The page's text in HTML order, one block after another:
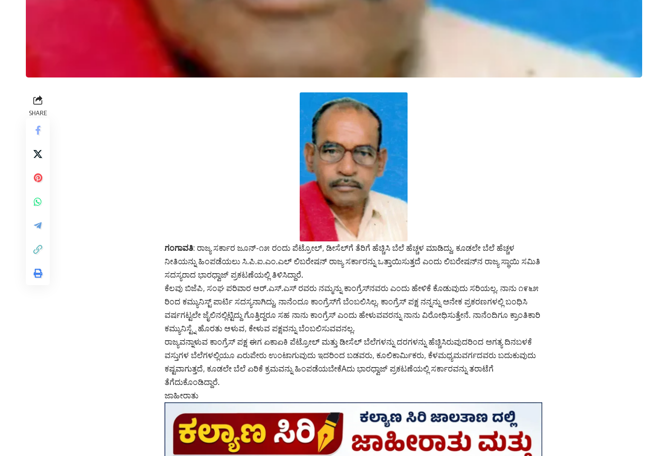
SHARE
ಗಂಗಾವತಿ: ರಾಜ್ಯ ಸರ್ಕಾರ ಜೂನ್-೧೫ ರಂದು ಪೆಟ್ರೋಲ್, ಡೀಸೆಲ್‌ಗೆ ತೆರಿಗೆ ಹೆಚ್ಚಿಸಿ ಬೆಲೆ ಹೆಚ್ಚಳ ಮಾಡಿದ್ದು, ಕೂಡಲೇ ಬೆಲೆ ಹೆಚ್ಚಳ
ನೀತಿಯನ್ನು ಹಿಂಪಡೆಯಲು ಸಿ.ಪಿ.ಐ.ಎಂ.ಎಲ್ ಲಿಬರೇಷನ್ ರಾಜ್ಯ ಸರ್ಕಾರನ್ನು ಒತ್ತಾಯಿಸುತ್ತದೆ ಎಂದು ಲಿಬರೇಷನ್‌ನ ರಾಜ್ಯ ಸ್ಥಾಯಿ ಸಮಿತಿ
ಸದಸ್ಯರಾದ ಭಾರಧ್ವಾಜ್ ಪ್ರಕಟಣೆಯಲ್ಲಿ ತಿಳಿಸಿದ್ದಾರೆ.
ಕೆಲವು ಬಿಜೆಪಿ, ಸಂಘ ಪರಿವಾರ ಆರ್.ಎಸ್.ಎಸ್ ರವರು ನಮ್ಮನ್ನು ಕಾಂಗ್ರೆಸ್‌ನವರು ಎಂದು ಹೇಳಿಕೆ ಕೊಡುವುದು ಸರಿಯಲ್ಲ. ನಾನು ೧೯೬೫
ರಿಂದ ಕಮ್ಯುನಿಸ್ಟ್ ಪಾರ್ಟಿ ಸದಸ್ಯನಾಗಿದ್ದು, ನಾನೆಂದೂ ಕಾಂಗ್ರೆಸ್‌ಗೆ ಬೆಂಬಲಿಸಿಲ್ಲ. ಕಾಂಗ್ರೆಸ್ ಪಕ್ಷ ನನ್ನನ್ನು ಅನೇಕ ಪ್ರಕರಣಗಳಲ್ಲಿ ಬಂಧಿಸಿ
ವರ್ಷಗಟ್ಟಲೇ ಜೈಲಿನಲ್ಲಿಟ್ಟಿದ್ದು ಗೊತ್ತಿದ್ದರೂ ಸಹ ನಾನು ಕಾಂಗ್ರೆಸ್ ಎಂದು ಹೇಳುವವರನ್ನು ನಾನು ವಿರೋಧಿಸುತ್ತೇನೆ. ನಾನೆಂದಿಗೂ ಕ್ರಾಂತಿಕಾರಿ
ಕಮ್ಯುನಿಸ್ಟ್ನೆ ಹೊರತು ಆಳುವ, ಕೇಳುವ ಪಕ್ಷವನ್ನು ಬೆಂಬಲಿಸುವವನಲ್ಲ.
ರಾಜ್ಯವನ್ನಾಳುವ ಕಾಂಗ್ರೆಸ್ ಪಕ್ಷ ಈಗ ಏಕಾಏಕಿ ಪೆಟ್ರೋಲ್ ಮತ್ತು ಡೀಸೆಲ್ ಬೆಲೆಗಳನ್ನು ದರಗಳನ್ನು ಹೆಚ್ಚಿಸಿರುವುದರಿಂದ ಅಗತ್ಯ ದಿನಬಳಕೆ
ವಸ್ತುಗಳ ಬೆಲೆಗಳಲ್ಲಿಯೂ ಏರುಪೇರು ಉಂಟಾಗುವುದು ಇದರಿಂದ ಬಡವರು, ಕೂಲಿಕಾರ್ಮಿಕರು, ಕೆಳಮಧ್ಯಮವರ್ಗದವರು ಬದುಕುವುದು
ಕಷ್ಟವಾಗುತ್ತದೆ, ಕೂಡಲೇ ಬೆಲೆ ಏರಿಕೆ ಕ್ರಮವನ್ನು ಹಿಂಪಡೆಯಬೇಕೆAದು ಭಾರಧ್ವಾಜ್ ಪ್ರಕಟಣೆಯಲ್ಲಿ ಸರ್ಕಾರವನ್ನು ತರಾಟೆಗೆ
ತೆಗೆದುಕೊಂಡಿದ್ದಾರೆ.
ಜಾಹೀರಾತು